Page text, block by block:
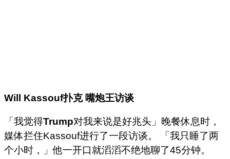
Will Kassouf扑克 嘴炮王访谈
「我觉得Trump对我来说是好兆头」晚餐休息时，
媒体拦住Kassouf进行了一段访谈。 「我只睡了两
个小时，」他一开口就滔滔不绝地聊了45分钟。